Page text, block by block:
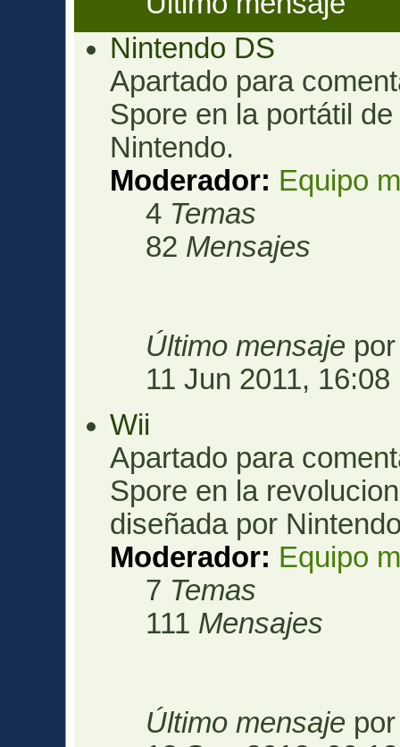
Nintendo DS
Apartado para
Spore en la portátil
Nintendo.
Moderador: Equipo
4 Temas
82 Mensajes
Último mensaje
11 Jun 2011, 16:08
Wii
Apartado para
Spore en la
diseñada por
Moderador: Equipo
7 Temas
111 Mensajes
Último mensaje